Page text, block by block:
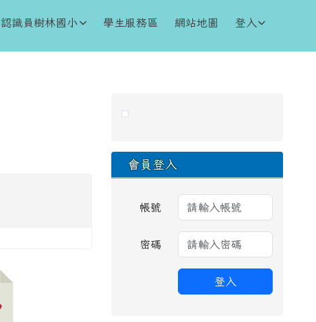
認識員樹林國小 學生服務區 網站地圖 登入
右邊區域內容
會員登入
帳號
密碼
登入